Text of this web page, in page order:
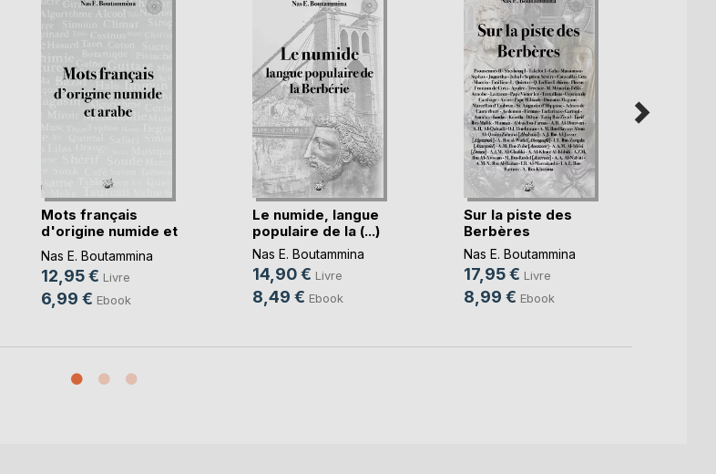
Mots français
d'origine numide et
(...)
Nas E. Boutammina
12,95 € Livre
6,99 € Ebook
Le numide, langue
populaire de la (...)
Nas E. Boutammina
14,90 € Livre
8,49 € Ebook
Sur la piste des
Berbères
Nas E. Boutammina
17,95 € Livre
8,99 € Ebook